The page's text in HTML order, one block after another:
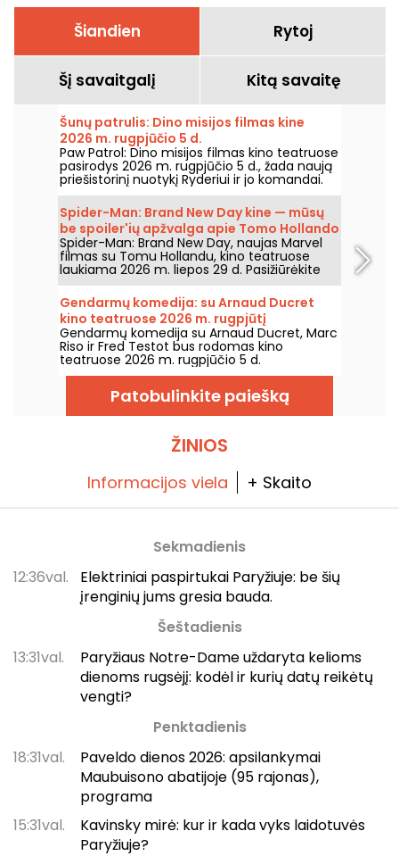
Šiandien Rytoj
Šį savaitgalį Kitą savaitę
Šunų patrulis: Dino misijos filmas kine
2026 m. rugpjūčio 5 d.
Paw Patrol: Dino misijos filmas kino teatruose
pasirodys 2026 m. rugpjūčio 5 d., žada naują
priešistorinį nuotykį Ryderiui ir jo komandai.
Spider-Man: Brand New Day kine — mūsų
be spoiler'ių apžvalga apie Tomo Hollando
grįžimą į Žmogų-Vorą
Spider-Man: Brand New Day, naujas Marvel
filmas su Tomu Hollandu, kino teatruose
laukiama 2026 m. liepos 29 d. Pasižiūrėkite
mūsų apžvalgą!
Gendarmų komedija: su Arnaud Ducret
kino teatruose 2026 m. rugpjūtį
Gendarmų komedija su Arnaud Ducret, Marc
Riso ir Fred Testot bus rodomas kino
teatruose 2026 m. rugpjūčio 5 d.
Patobulinkite paiešką
ŽINIOS
Informacijos viela + Skaito
Sekmadienis
12:36val.
Elektriniai paspirtukai Paryžiuje: be šių
įrenginių jums gresia bauda.
Šeštadienis
13:31val.
Paryžiaus Notre-Dame uždaryta kelioms
dienoms rugsėjį: kodėl ir kurių datų reikėtų
vengti?
Penktadienis
18:31val.
Paveldo dienos 2026: apsilankymai
Maubuisono abatijoje (95 rajonas),
programa
15:31val.
Kavinsky mirė: kur ir kada vyks laidotuvės
Paryžiuje?